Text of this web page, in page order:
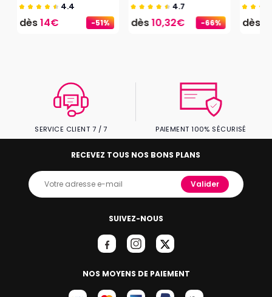
-51%
4.4
dès14€ -66%
4.7
dès10,32€ dès
SERVICE CLIENT 7 / 7 PAIEMENT 100% SÉCURISÉ
SUIVEZ-NOUS
NOS MOYENS DE PAIEMENT
RECEVEZ TOUS NOS BONS PLANS
Valider